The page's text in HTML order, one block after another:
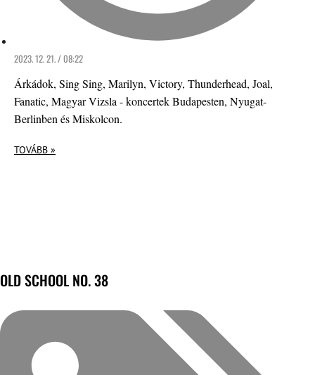
2023. 12. 21. / 08:22
Árkádok, Sing Sing, Marilyn, Victory, Thunderhead, Joal,
Fanatic, Magyar Vizsla - koncertek Budapesten, Nyugat-
Berlinben és Miskolcon.
TOVÁBB »
OLD SCHOOL NO. 38